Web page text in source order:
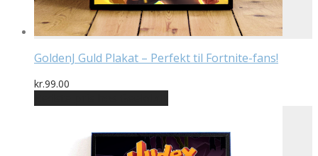
GoldenJ Guld Plakat – Perfekt til Fortnite-fans!
kr.99.00